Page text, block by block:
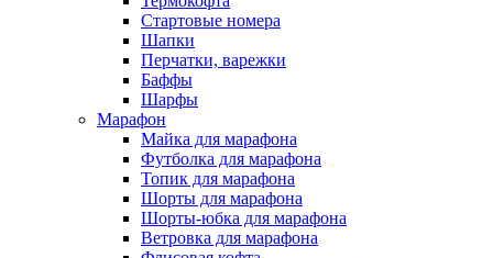
Стартовые номера
Шапки
Перчатки, варежки
Баффы
Шарфы
Марафон
Майка для марафона
Футболка для марафона
Топик для марафона
Шорты для марафона
Шорты-юбка для марафона
Ветровка для марафона